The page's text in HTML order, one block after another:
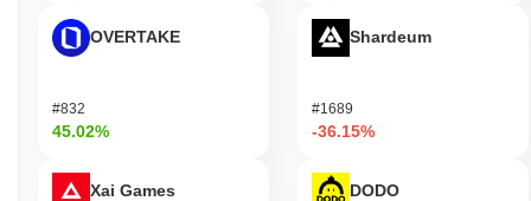
OVERTAKE
#832
45.02%
Xai Games
Shardeum
#1689
-36.15%
DODO